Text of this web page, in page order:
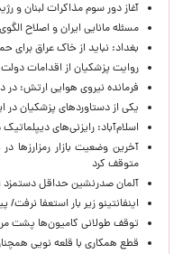
آغاز دور سوم مذاکرات لبنان و
مسئله مانایی ایران و اصلاح
بغداد: نباید از خاک عراق برای
روایت پزشکیان از اقدامات
فرمانده نیروی هوایی ارتش: در
یکی از دستاوردهای پزشکیان در
اسلام‌آباد: رایزنی‌های
متوقف کرد
آلمان صدرنشین حداقل دستمزد
اینفانتینو زیر بار استعفا
توقف طولانی کامیون‌ها پشت
قطع همکاری با قلعه نویی